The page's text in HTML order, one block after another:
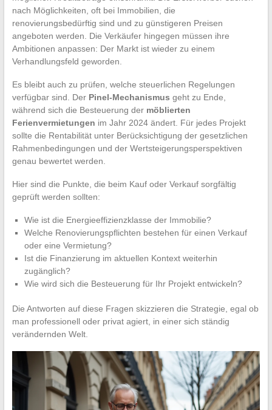
nach Möglichkeiten, oft bei Immobilien, die
renovierungsbedürftig sind und zu günstigeren Preisen
angeboten werden. Die Verkäufer hingegen müssen ihre
Ambitionen anpassen: Der Markt ist wieder zu einem
Verhandlungsfeld geworden.
Es bleibt auch zu prüfen, welche steuerlichen Regelungen
verfügbar sind. Der Pinel-Mechanismus geht zu Ende,
während sich die Besteuerung der möblierten
Ferienvermietungen im Jahr 2024 ändert. Für jedes Projekt
sollte die Rentabilität unter Berücksichtigung der gesetzlichen
Rahmenbedingungen und der Wertsteigerungsperspektiven
genau bewertet werden.
Hier sind die Punkte, die beim Kauf oder Verkauf sorgfältig
geprüft werden sollten:
Wie ist die Energieeffizienzklasse der Immobilie?
Welche Renovierungspflichten bestehen für einen Verkauf
oder eine Vermietung?
Ist die Finanzierung im aktuellen Kontext weiterhin
zugänglich?
Wie wird sich die Besteuerung für Ihr Projekt entwickeln?
Die Antworten auf diese Fragen skizzieren die Strategie, egal ob
man professionell oder privat agiert, in einer sich ständig
verändernden Welt.